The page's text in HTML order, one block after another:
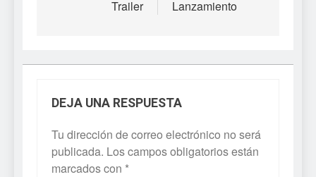
Trailer
Lanzamiento
DEJA UNA RESPUESTA
Tu dirección de correo electrónico no será
publicada. Los campos obligatorios están
marcados con *